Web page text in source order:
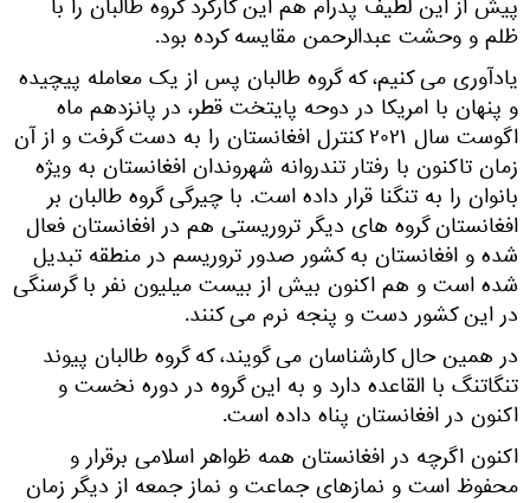
پیش از این لطیف پدرام هم این کارکرد گروه طالبان را با
ظلم و وحشت عبدالرحمن مقایسه کرده بود.
یادآوری می کنیم، که گروه طالبان پس از یک معامله پیچیده
و پنهان با امریکا در دوحه پایتخت قطر، در پانزدهم ماه
اگوست سال ۲۰۲۱ کنترل افغانستان را به دست گرفت و از آن
زمان تاکنون با رفتار تندروانه شهروندان افغانستان به ویژه
بانوان را به تنگنا قرار داده است. با چیرگی گروه طالبان بر
افغانستان گروه های دیگر تروریستی هم در افغانستان فعال
شده و افغانستان به کشور صدور تروریسم در منطقه تبدیل
شده است و هم اکنون بیش از بیست میلیون نفر با گرسنگی
در این کشور دست و پنجه نرم می کنند.
در همین حال کارشناسان می گویند، که گروه طالبان پیوند
تنگاتنگ با القاعده دارد و به این گروه در دوره نخست و
اکنون در افغانستان پناه داده است.
اکنون اگرچه در افغانستان همه ظواهر اسلامی برقرار و
محفوظ است و نمازهای جماعت و نماز جمعه از دیگر زمان